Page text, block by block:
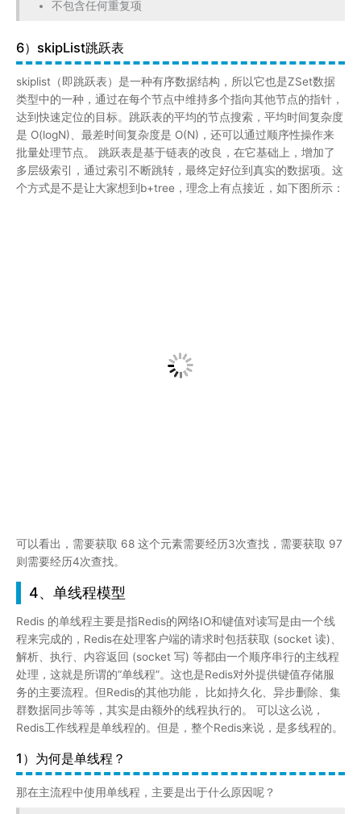
1）为何是单线程？
那在主流程中使用单线程，主要是出于什么原因呢？
整体吞吐量降低：适当的扩增线程，是为了有效的利用cpu的
性能，让它跟内存达到一个利用的最优值。但频繁的Redis读
写，如果没有对线程进行有效管理，不但对系统的吞吐量没
有提升，反而可能导致下降。